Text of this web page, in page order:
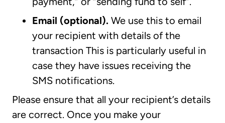
Email (optional). We use this to email
your recipient with details of the
transaction This is particularly useful in
case they have issues receiving the
SMS notifications.
Please ensure that all your recipient’s details
are correct. Once you make your